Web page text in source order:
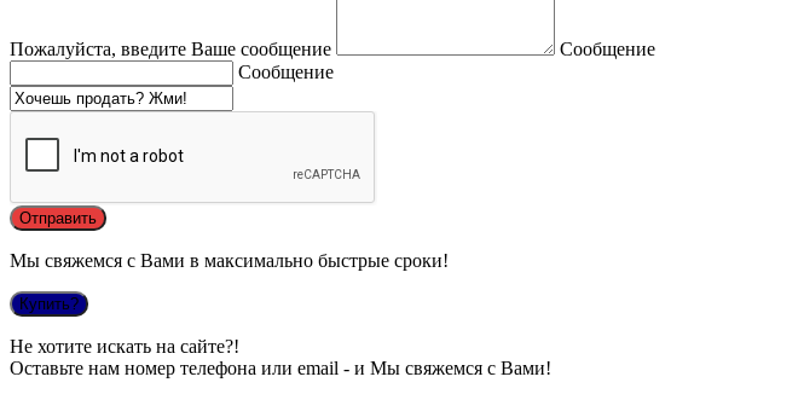
Пожалуйста, введите Ваше сообщение
Сообщение
Сообщение
Мы свяжемся с Вами в максимально быстрые сроки!
Купить?
Не хотите искать на сайте?!
Оставьте нам номер телефона или email - и Мы свяжемся с Вами!